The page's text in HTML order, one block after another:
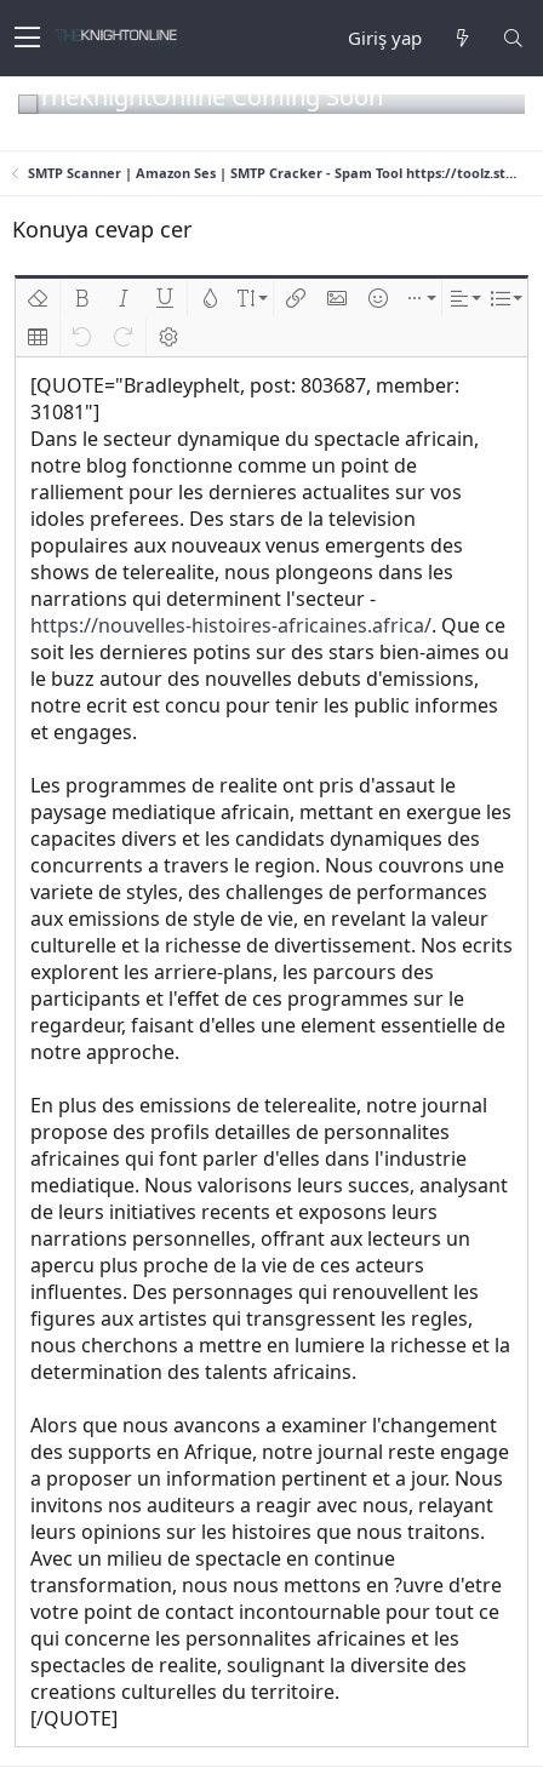
Giriş yap
TheKnightOnline Coming Soon
SMTP Scanner | Amazon Ses | SMTP Cracker - Spam Tool https://toolz.store
Konuya cevap cer
Biçimlendirmeyi kaldır
Kalın Yatık Altını çiz
[QUOTE="Bradleyphelt, post: 803687, member:
31081"]
Dans le secteur dynamique du spectacle africain,
notre blog fonctionne comme un point de
ralliement pour les dernieres actualites sur vos
idoles preferees. Des stars de la television
populaires aux nouveaux venus emergents des
shows de telerealite, nous plongeons dans les
https://nouvelles-histoires-africaines.africa/. Que ce
soit les dernieres potins sur des stars bien-aimes ou
le buzz autour des nouvelles debuts d'emissions,
notre ecrit est concu pour tenir les public informes
et engages.
Les programmes de realite ont pris d'assaut le
paysage mediatique africain, mettant en exergue les
capacites divers et les candidats dynamiques des
concurrents a travers le region. Nous couvrons une
variete de styles, des challenges de performances
aux emissions de style de vie, en revelant la valeur
culturelle et la richesse de divertissement. Nos ecrits
explorent les arriere-plans, les parcours des
participants et l'effet de ces programmes sur le
regardeur, faisant d'elles une element essentielle de
notre approche.
En plus des emissions de telerealite, notre journal
propose des profils detailles de personnalites
africaines qui font parler d'elles dans l'industrie
mediatique. Nous valorisons leurs succes, analysant
de leurs initiatives recents et exposons leurs
narrations personnelles, offrant aux lecteurs un
apercu plus proche de la vie de ces acteurs
influentes. Des personnages qui renouvellent les
figures aux artistes qui transgressent les regles,
nous cherchons a mettre en lumiere la richesse et la
determination des talents africains.
Alors que nous avancons a examiner l'changement
des supports en Afrique, notre journal reste engage
a proposer un information pertinent et a jour. Nous
invitons nos auditeurs a reagir avec nous, relayant
leurs opinions sur les histoires que nous traitons.
Avec un milieu de spectacle en continue
transformation, nous nous mettons en ?uvre d'etre
votre point de contact incontournable pour tout ce
qui concerne les personnalites africaines et les
spectacles de realite, soulignant la diversite des
creations culturelles du territoire.
[/QUOTE]